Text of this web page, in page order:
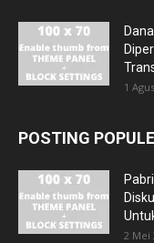
1
POSTING
2 Mei